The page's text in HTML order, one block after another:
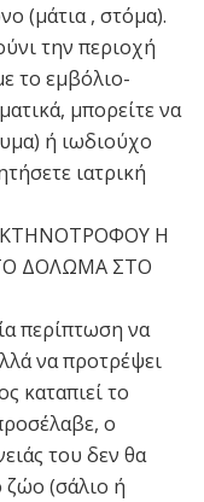
(μάτια , στόμα).
την περιοχή
το εμβόλιο-
μπορείτε να
ή ιωδιούχο
ιατρική
ΚΤΗΝΟΤΡΟΦΟΥ Η
ΔΟΛΩΜΑ ΣΤΟ
περίπτωση να
να προτρέψει
καταπιεί το
ο
του δεν θα
ζώο (σάλιο ή